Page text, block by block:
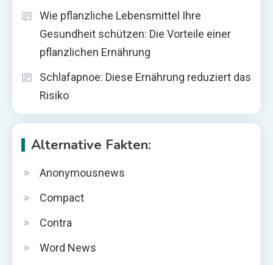
Wie pflanzliche Lebensmittel Ihre
Gesundheit schützen: Die Vorteile einer
pflanzlichen Ernährung
Schlafapnoe: Diese Ernährung reduziert das
Risiko
Alternative Fakten:
Anonymousnews
Compact
Contra
Word News